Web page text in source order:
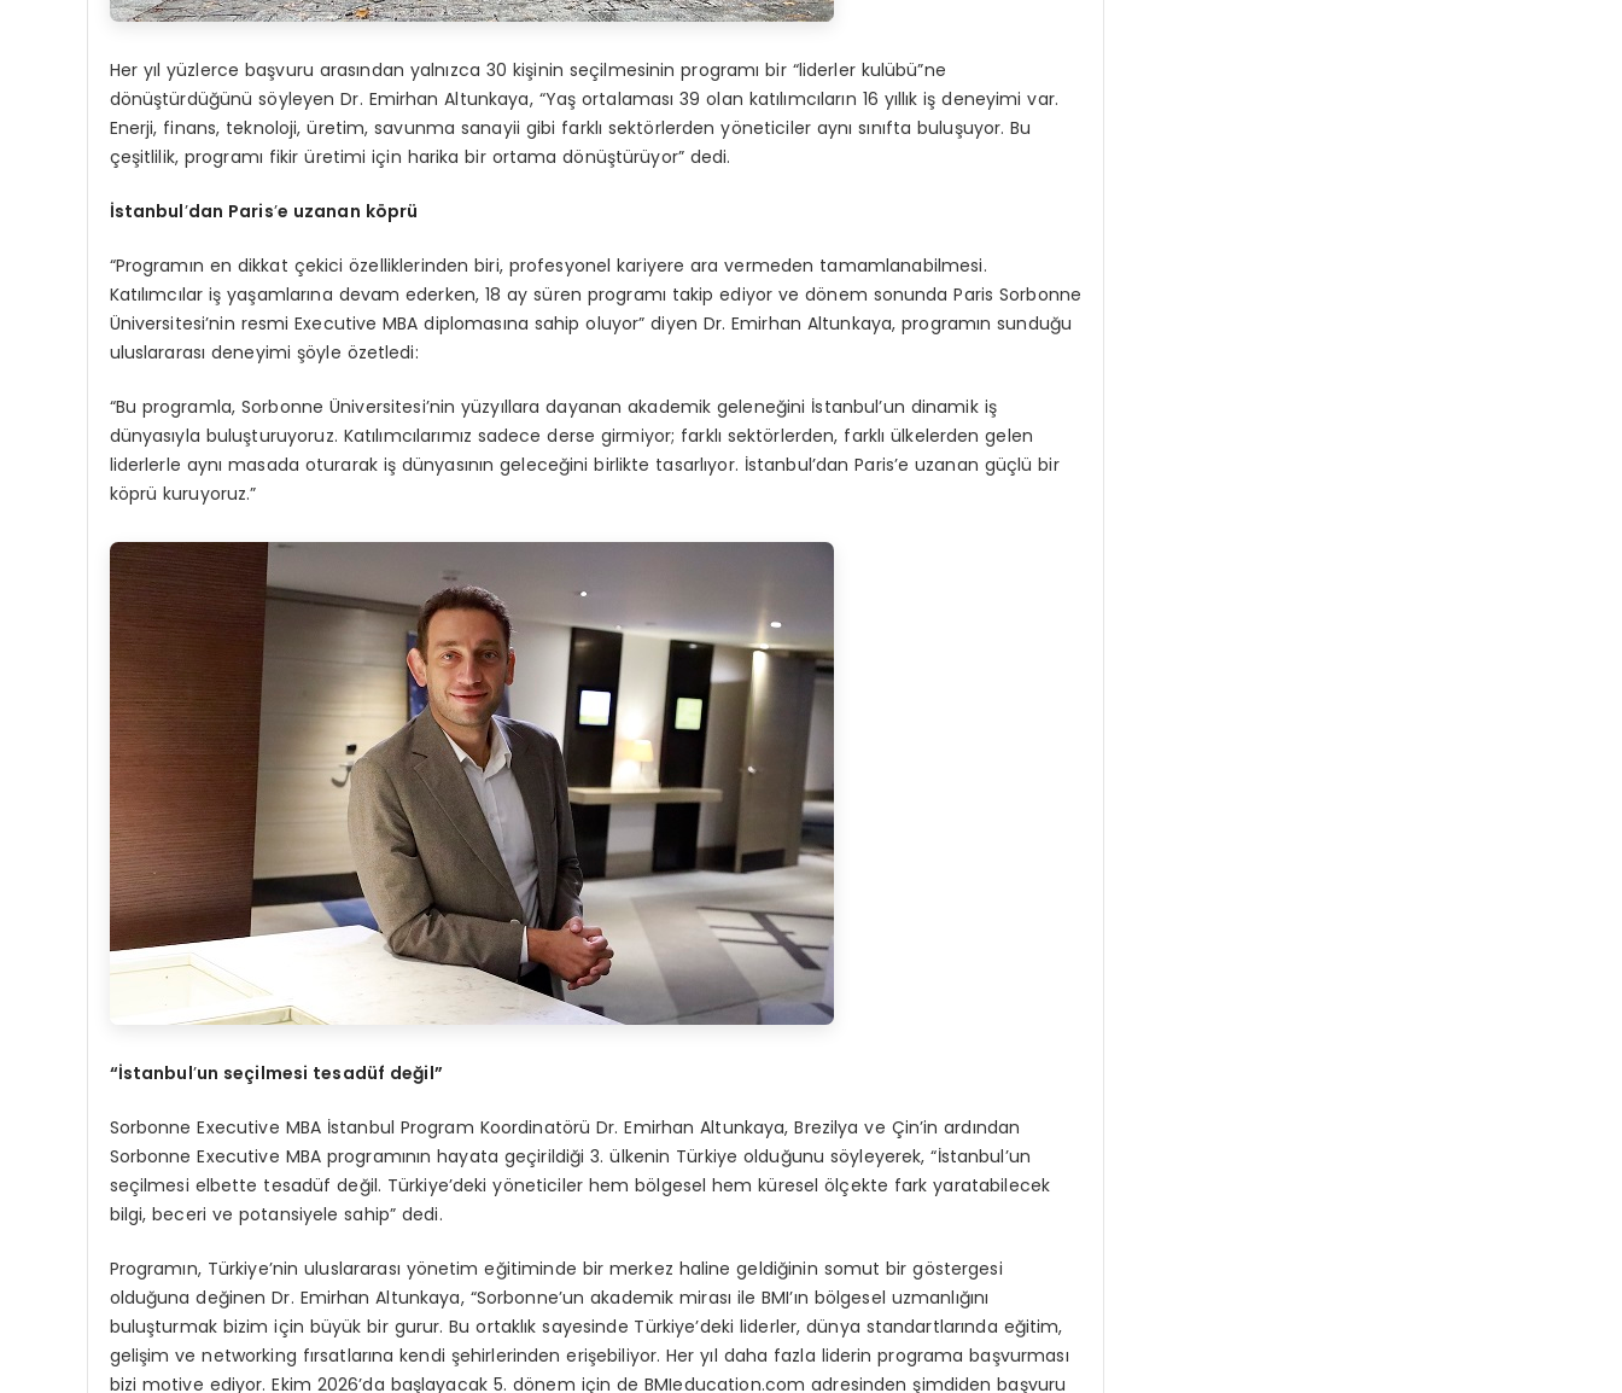
Her yıl yüzlerce başvuru arasından yalnızca 30 kişinin seçilmesinin programı bir “liderler kulübü”ne
dönüştürdüğünü söyleyen Dr. Emirhan Altunkaya, “Yaş ortalaması 39 olan katılımcıların 16 yıllık iş deneyimi var.
Enerji, finans, teknoloji, üretim, savunma sanayii gibi farklı sektörlerden yöneticiler aynı sınıfta buluşuyor. Bu
çeşitlilik, programı fikir üretimi için harika bir ortama dönüştürüyor” dedi.
İstanbul’dan Paris’e uzanan köprü
“Programın en dikkat çekici özelliklerinden biri, profesyonel kariyere ara vermeden tamamlanabilmesi.
Katılımcılar iş yaşamlarına devam ederken, 18 ay süren programı takip ediyor ve dönem sonunda Paris Sorbonne
Üniversitesi’nin resmi Executive MBA diplomasına sahip oluyor” diyen Dr. Emirhan Altunkaya, programın sunduğu
uluslararası deneyimi şöyle özetledi:
“Bu programla, Sorbonne Üniversitesi’nin yüzyıllara dayanan akademik geleneğini İstanbul’un dinamik iş
dünyasıyla buluşturuyoruz. Katılımcılarımız sadece derse girmiyor; farklı sektörlerden, farklı ülkelerden gelen
liderlerle aynı masada oturarak iş dünyasının geleceğini birlikte tasarlıyor. İstanbul’dan Paris’e uzanan güçlü bir
köprü kuruyoruz.”
“İstanbul’un seçilmesi tesadüf değil”
Sorbonne Executive MBA İstanbul Program Koordinatörü Dr. Emirhan Altunkaya, Brezilya ve Çin’in ardından
Sorbonne Executive MBA programının hayata geçirildiği 3. ülkenin Türkiye olduğunu söyleyerek, “İstanbul’un
seçilmesi elbette tesadüf değil. Türkiye’deki yöneticiler hem bölgesel hem küresel ölçekte fark yaratabilecek
bilgi, beceri ve potansiyele sahip” dedi.
Programın, Türkiye’nin uluslararası yönetim eğitiminde bir merkez haline geldiğinin somut bir göstergesi
olduğuna değinen Dr. Emirhan Altunkaya, “Sorbonne’un akademik mirası ile BMI’ın bölgesel uzmanlığını
buluşturmak bizim için büyük bir gurur. Bu ortaklık sayesinde Türkiye’deki liderler, dünya standartlarında eğitim,
gelişim ve networking fırsatlarına kendi şehirlerinden erişebiliyor. Her yıl daha fazla liderin programa başvurması
bizi motive ediyor. Ekim 2026’da başlayacak 5. dönem için de BMIeducation.com adresinden şimdiden başvuru